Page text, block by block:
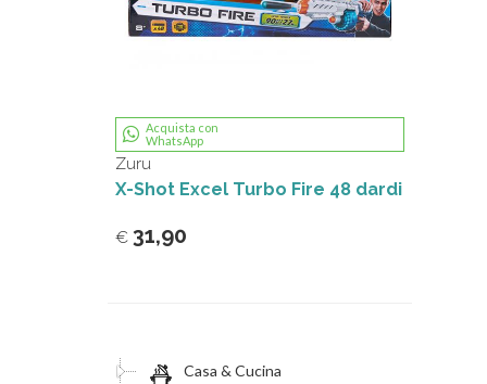
Acquista con
WhatsApp
Zuru
X-Shot Excel Turbo Fire 48 dardi
€ 31,90
Casa & Cucina